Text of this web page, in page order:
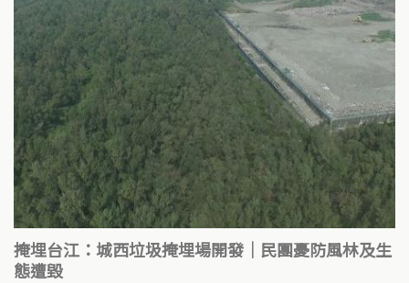
掩埋台江：城西垃圾掩埋場開發｜民團憂防風林及生
態遭毀